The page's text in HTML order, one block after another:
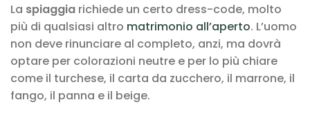
La spiaggia richiede un certo dress-code, molto
più di qualsiasi altro matrimonio all’aperto. L’uomo
non deve rinunciare al completo, anzi, ma dovrà
optare per colorazioni neutre e per lo più chiare
come il turchese, il carta da zucchero, il marrone, il
fango, il panna e il beige.